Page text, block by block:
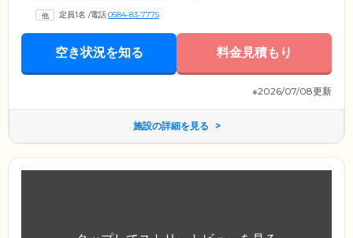
定員1名 /電話0584-83-7775
空き状況を知る 料金見積もり
※2026/07/08更新
施設の詳細を見る